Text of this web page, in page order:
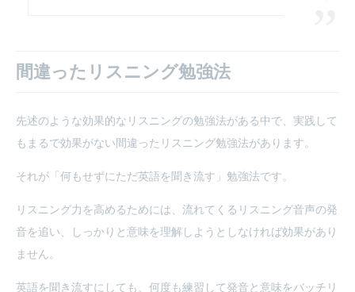
間違ったリスニング勉強法
先述のような効果的なリスニングの勉強法がある中で、実践して
もまるで効果がない間違ったリスニング勉強法があります。
それが「何もせずにただ英語を聞き流す」勉強法です。
リスニング力を高めるためには、流れてくるリスニング音声の発
音を追い、しっかりと意味を理解しようとしなければ効果があり
ません。
英語を聞き流すにしても、何度も練習して発音と意味をバッチリ